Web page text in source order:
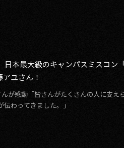
本最大級のキャンパスミスコン
ユさん！
が感動「皆さんがたくさんの人に支え
わってきました。」